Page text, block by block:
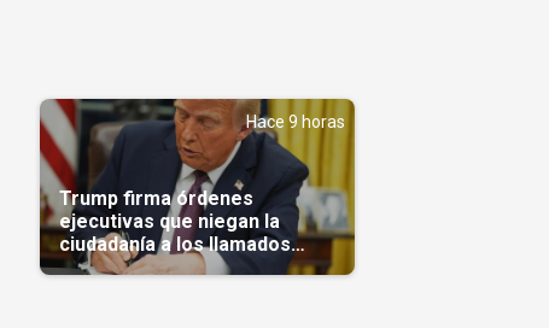
Hace 9 horas
Trump firma órdenes
ejecutivas que niegan la
ciudadanía a los llamados
'turistas de nacimiento'